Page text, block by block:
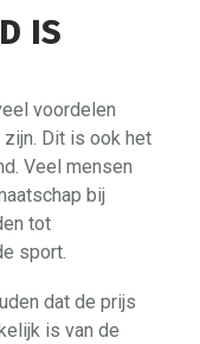
IS
voordelen
Dit is ook het
Veel mensen
bij
tot
sport.
dat de prijs
is van de